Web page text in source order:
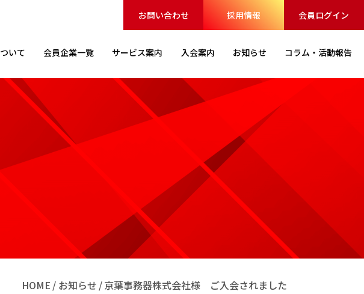
お問い合わせ 採用情報 会員ログイン
ついて 会員企業一覧 サービス案内 入会案内 お知らせ コラム・ 活動報告
HOME お知らせ 京葉事務器株式会社様 ご入会されました